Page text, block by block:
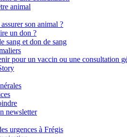
animal
son animal ?
un don ?
sang et don de sang
pour un vaccin ou une consultation
newsletter
urgences à Frégis